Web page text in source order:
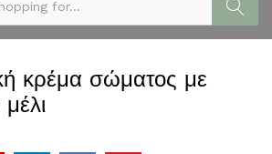
κρέμα σώματος με